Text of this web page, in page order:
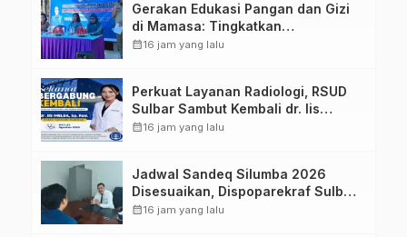
Gerakan Edukasi Pangan dan Gizi
di Mamasa: Tingkatkan
Pengetahuan dan Keterampilan
calendar_month16 jam yang lalu
Perkuat Layanan Radiologi, RSUD
Sulbar Sambut Kembali dr. Iis
Imelda, Sp.Rad
calendar_month16 jam yang lalu
Jadwal Sandeq Silumba 2026
Disesuaikan, Dispoparekraf Sulbar
Pastikan Persiapan Tetap
calendar_month16 jam yang lalu